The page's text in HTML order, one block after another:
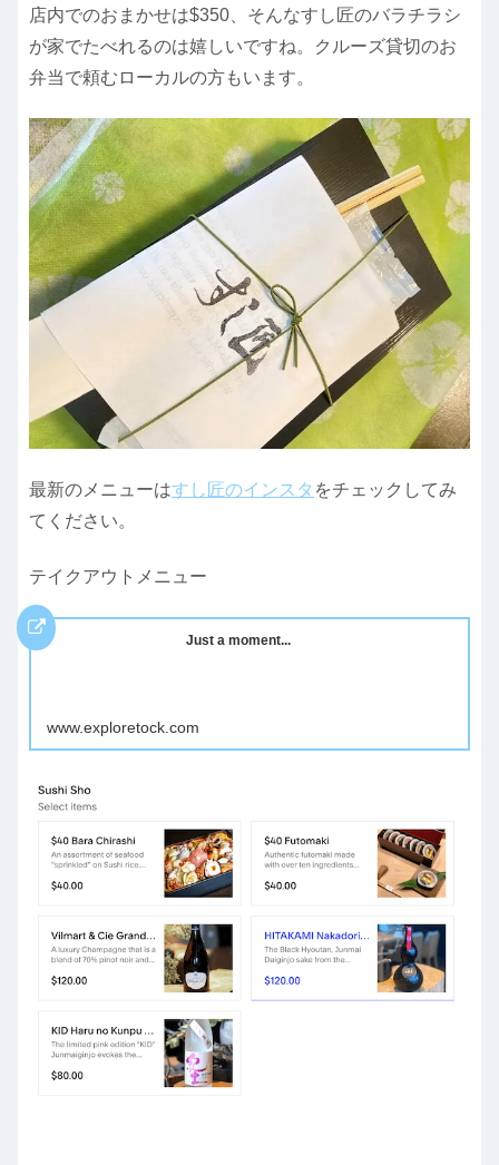
店内でのおまかせは$350、そんなすし匠のバラチラシ
が家でたべれるのは嬉しいですね。クルーズ貸切のお
弁当で頼むローカルの方もいます。
最新のメニューはすし匠のインスタ をチェックしてみ
てください。
テイクアウトメニュー
Just a moment...
www.exploretock.com